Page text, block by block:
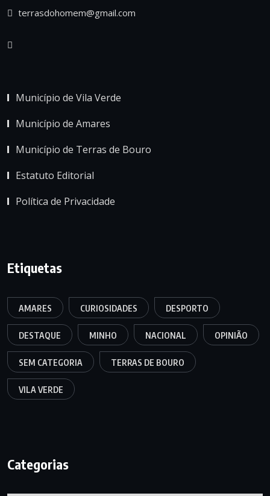
terrasdohomem@gmail.com
Município de Vila Verde
Município de Amares
Município de Terras de Bouro
Estatuto Editorial
Política de Privacidade
Etiquetas
AMARES CURIOSIDADES DESPORTO
DESTAQUE MINHO NACIONAL OPINIÃO
SEM CATEGORIA TERRAS DE BOURO
VILA VERDE
Categorias